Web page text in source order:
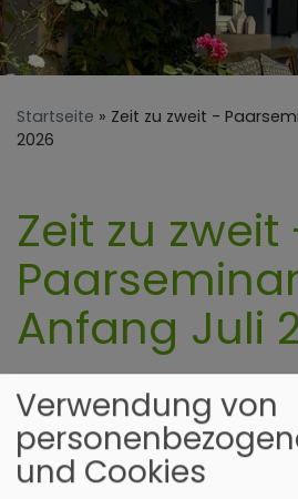
Startseite
Zeit zu zweit -
2026
Zeit zu zweit
Anfang Juli
Zeit
Verwendung von
und Cookies